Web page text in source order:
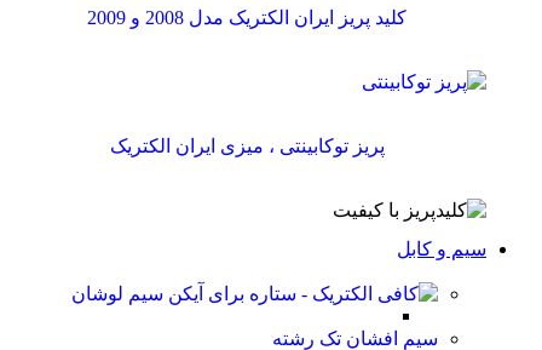
کلید پریز ایران الکتریک مدل 2008 و 2009
پریز توکابینتی ، میزی ایران الکتریک
سیم و کابل
سیم لوشان
سیم افشان تک رشته